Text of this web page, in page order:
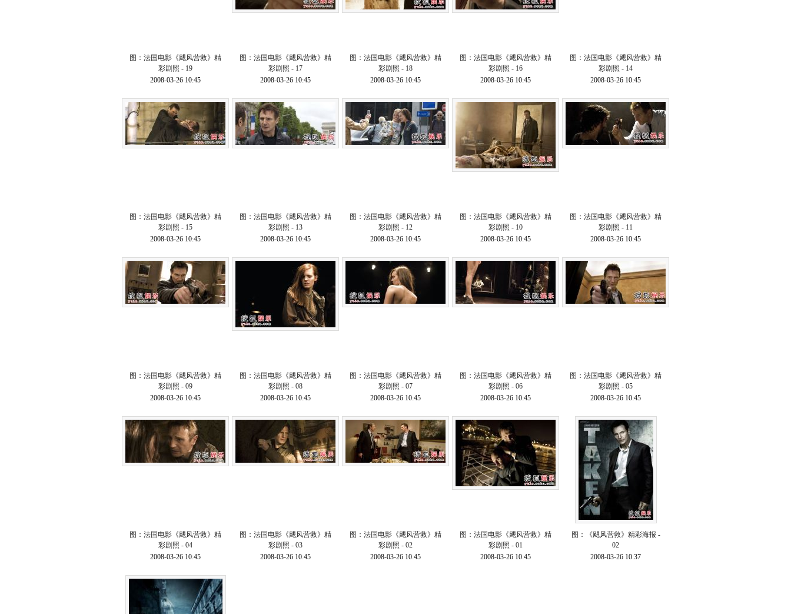
图：法国电影《飓风营救》精
彩剧照 - 19
2008-03-26 10:45
图：法国电影《飓风营救》精
彩剧照 - 17
2008-03-26 10:45
图：法国电影《飓风营救》精
彩剧照 - 18
2008-03-26 10:45
图：法国电影《飓风营救》精
彩剧照 - 16
2008-03-26 10:45
图：法国电影《飓风营救》精
彩剧照 - 14
2008-03-26 10:45
图：法国电影《飓风营救》精
彩剧照 - 15
2008-03-26 10:45
图：法国电影《飓风营救》精
彩剧照 - 13
2008-03-26 10:45
图：法国电影《飓风营救》精
彩剧照 - 12
2008-03-26 10:45
图：法国电影《飓风营救》精
彩剧照 - 10
2008-03-26 10:45
图：法国电影《飓风营救》精
彩剧照 - 11
2008-03-26 10:45
图：法国电影《飓风营救》精
彩剧照 - 09
2008-03-26 10:45
图：法国电影《飓风营救》精
彩剧照 - 08
2008-03-26 10:45
图：法国电影《飓风营救》精
彩剧照 - 07
2008-03-26 10:45
图：法国电影《飓风营救》精
彩剧照 - 06
2008-03-26 10:45
图：法国电影《飓风营救》精
彩剧照 - 05
2008-03-26 10:45
图：法国电影《飓风营救》精
彩剧照 - 04
2008-03-26 10:45
图：法国电影《飓风营救》精
彩剧照 - 03
2008-03-26 10:45
图：法国电影《飓风营救》精
彩剧照 - 02
2008-03-26 10:45
图：法国电影《飓风营救》精
彩剧照 - 01
2008-03-26 10:45
图：《飓风营救》精彩海报 -
02
2008-03-26 10:37